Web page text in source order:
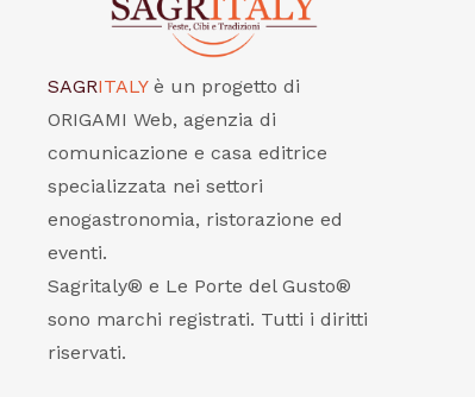
SAGRITALY è un progetto di
ORIGAMI Web, agenzia di
comunicazione e casa editrice
specializzata nei settori
enogastronomia, ristorazione ed
eventi.
Sagritaly® e Le Porte del Gusto®
sono marchi registrati. Tutti i diritti
riservati.